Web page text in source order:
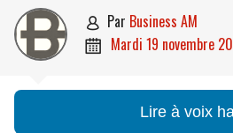
 par Business AM
 mardi 19 novembre
Lire à voix